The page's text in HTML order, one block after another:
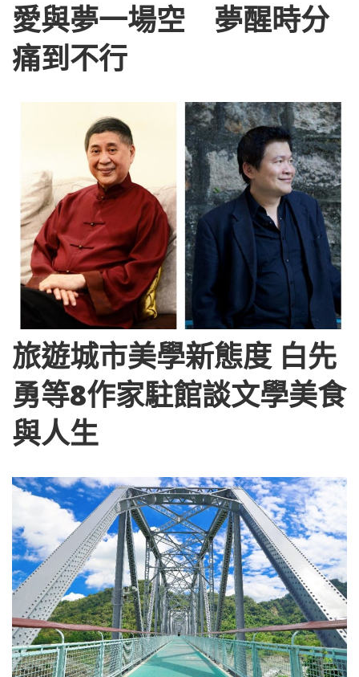
愛與夢一場空 夢醒時分
痛到不行
旅遊城市美學新態度 白先
勇等8作家駐館談文學美食
與人生